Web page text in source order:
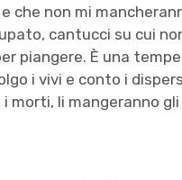
che non mi
cantucci su cui
piangere. È una
i vivi e conto i
i morti, li mangeranno